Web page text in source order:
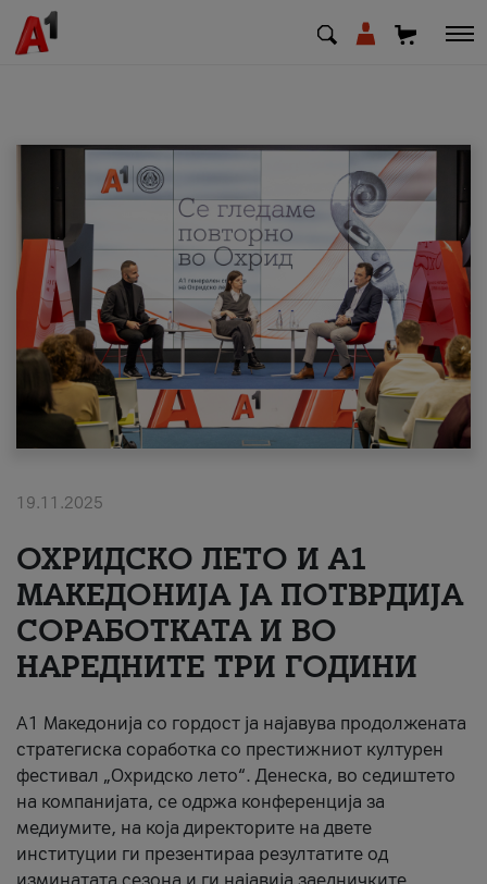
МК SQ
Приватни Деловни
Поддршка
Надополни кредит
#ПодобарОнлајн
19.11.2025
ОХРИДСКО ЛЕТО И A1
МАКЕДОНИЈА ЈА ПОТВРДИЈА
СОРАБОТКАТА И ВО
НАРЕДНИТЕ ТРИ ГОДИНИ
A1 Македонија со гордост ја најавува продолжената
стратегиска соработка со престижниот културен
фестивал „Охридско лето“. Денеска, во седиштето
на компанијата, се одржа конференција за
медиумите, на која директорите на двете
институции ги презентираа резултатите од
изминатата сезона и ги најавија заедничките